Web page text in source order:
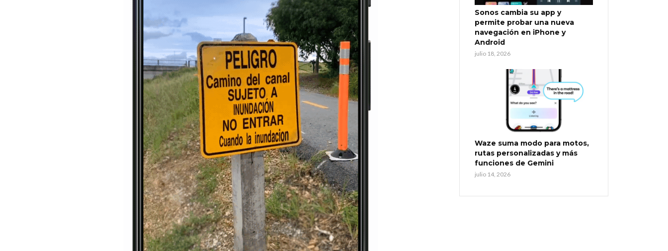
Sonos cambia su app y
permite probar una nueva
navegación en iPhone y
Android
julio 18, 2026
Waze suma modo para motos,
rutas personalizadas y más
funciones de Gemini
julio 14, 2026